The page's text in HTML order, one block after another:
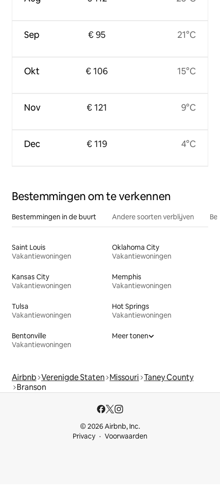
Sep
Okt
Nov
Dec
€ 95
€ 106
€ 121
€ 119
21°C
15°C
9°C
4°C
Bestemmingen om te verkennen
Bestemmingen in de buurt Andere soorten verblijven
Saint Louis
Vakantiewoningen
Oklahoma City
Vakantiewoningen
Kansas City
Vakantiewoningen
Memphis
Vakantiewoningen
Tulsa
Vakantiewoningen
Hot Springs
Vakantiewoningen
Bentonville
Vakantiewoningen
Meer tonen
Airbnb Verenigde Staten Missouri Taney County
Branson
© 2026 Airbnb, Inc.
Privacy
Voorwaarden